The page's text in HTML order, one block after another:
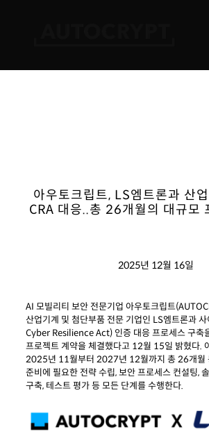
아우토크립트, LS엠트론과 산
CRA 대응..총 26개월의 대규모
2025년 12월 16일
AI 모빌리티 보안 전문기업 아우토크립트
산업기계 및 첨단부품 전문 기업인 LS엠트론과
Cyber Resilience Act) 인증 대응 프로세스 구축
프로젝트 계약을 체결했다고 12월 15일 밝혔다.
2025년 11월부터 2027년 12월까지 총 26개월
준비에 필요한 전략 수립, 보안 프로세스 컨설팅,
구축, 테스트 평가 등 모든 단계를 수행한다.